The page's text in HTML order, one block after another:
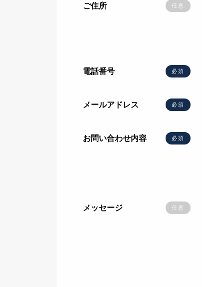
ご住所 任意
電話番号 必須
メールアドレス 必須
お問い合わせ内容 必須
メッセージ 任意